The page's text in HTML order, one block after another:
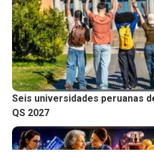
Seis universidades peruanas
QS 2027